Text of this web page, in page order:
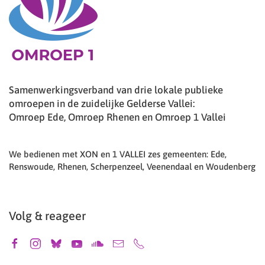
Samenwerkingsverband van drie lokale publieke
omroepen in de zuidelijke Gelderse Vallei:
Omroep Ede, Omroep Rhenen en Omroep 1 Vallei
We bedienen met XON en 1 VALLEI zes gemeenten: Ede,
Renswoude, Rhenen, Scherpenzeel, Veenendaal en Woudenberg
Volg & reageer